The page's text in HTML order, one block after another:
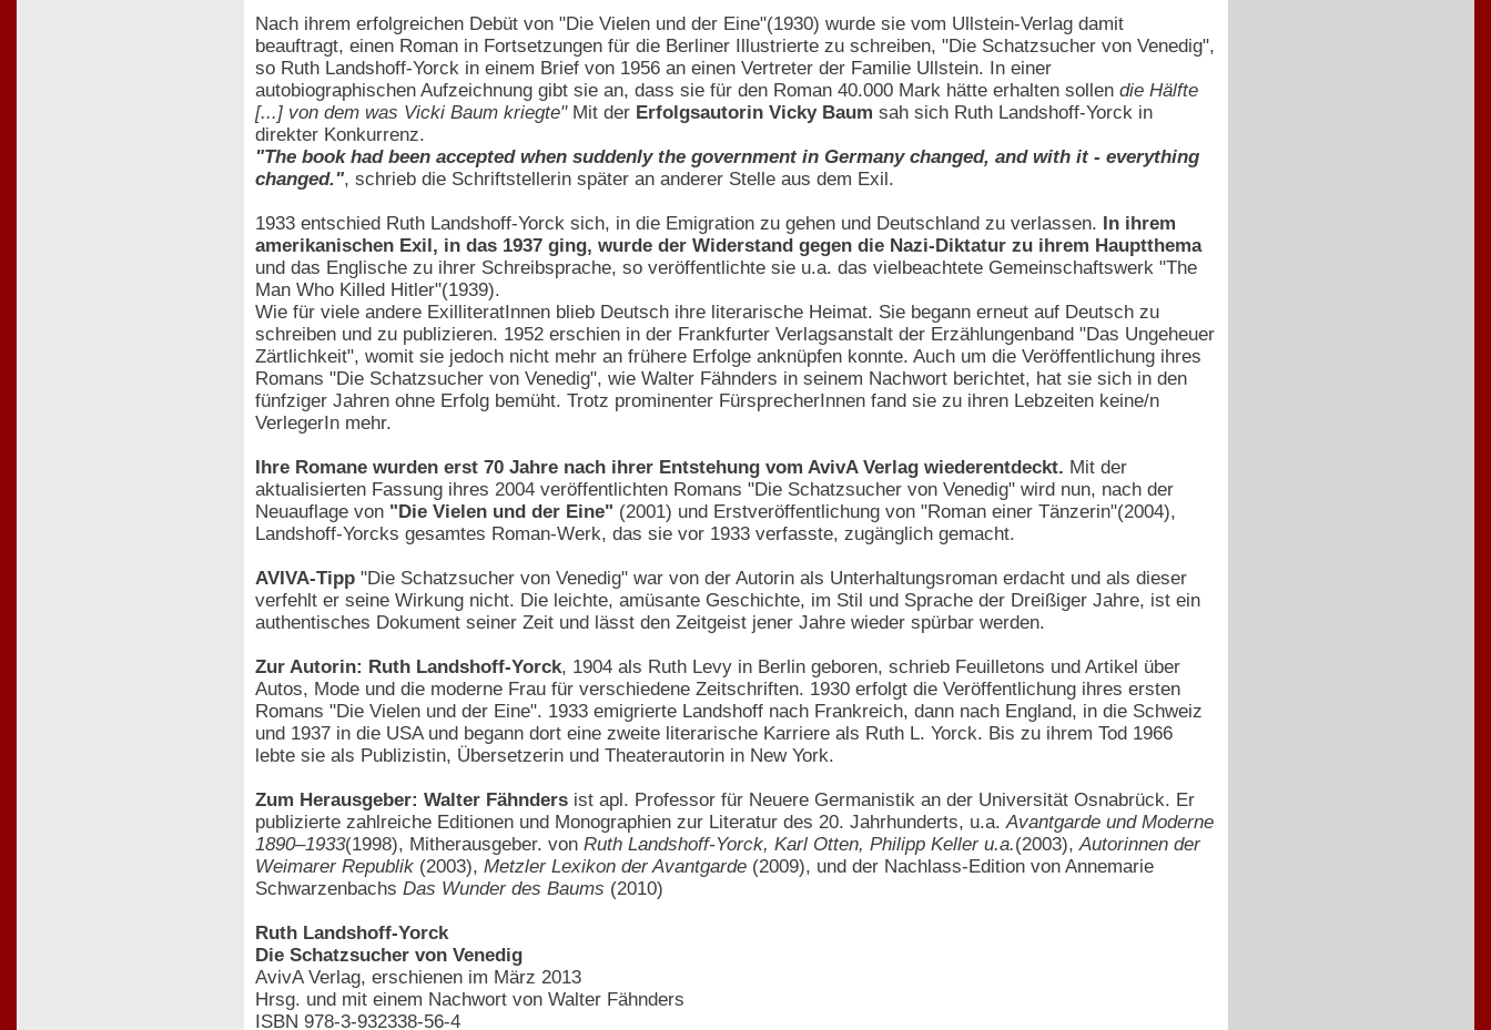
Nach ihrem erfolgreichen Debüt von "Die Vielen und der Eine"(1930) wurde sie vom Ullstein-Verlag damit
beauftragt, einen Roman in Fortsetzungen für die Berliner Illustrierte zu schreiben, "Die Schatzsucher von Venedig",
so Ruth Landshoff-Yorck in einem Brief von 1956 an einen Vertreter der Familie Ullstein. In einer
autobiographischen Aufzeichnung gibt sie an, dass sie für den Roman 40.000 Mark hätte erhalten sollen die Hälfte
[...] von dem was Vicki Baum kriegte"Mit der Erfolgsautorin Vicky Baum sah sich Ruth Landshoff-Yorck in
direkter Konkurrenz.
"The book had been accepted when suddenly the government in Germany changed, and with it - everything
changed.", schrieb die Schriftstellerin später an anderer Stelle aus dem Exil.
1933 entschied Ruth Landshoff-Yorck sich, in die Emigration zu gehen und Deutschland zu verlassen. In ihrem
amerikanischen Exil, in das 1937 ging, wurde der Widerstand gegen die Nazi-Diktatur zu ihrem Hauptthema
und das Englische zu ihrer Schreibsprache, so veröffentlichte sie u.a. das vielbeachtete Gemeinschaftswerk "The
Man Who Killed Hitler"(1939).
Wie für viele andere ExilliteratInnen blieb Deutsch ihre literarische Heimat. Sie begann erneut auf Deutsch zu
schreiben und zu publizieren. 1952 erschien in der Frankfurter Verlagsanstalt der Erzählungenband "Das Ungeheuer
Zärtlichkeit", womit sie jedoch nicht mehr an frühere Erfolge anknüpfen konnte. Auch um die Veröffentlichung ihres
Romans "Die Schatzsucher von Venedig", wie Walter Fähnders in seinem Nachwort berichtet, hat sie sich in den
fünfziger Jahren ohne Erfolg bemüht. Trotz prominenter FürsprecherInnen fand sie zu ihren Lebzeiten keine/n
VerlegerIn mehr.
Ihre Romane wurden erst 70 Jahre nach ihrer Entstehung vom AvivA Verlag wiederentdeckt. Mit der
aktualisierten Fassung ihres 2004 veröffentlichten Romans "Die Schatzsucher von Venedig" wird nun, nach der
Neuauflage von "Die Vielen und der Eine" (2001) und Erstveröffentlichung von "Roman einer Tänzerin"(2004),
Landshoff-Yorcks gesamtes Roman-Werk, das sie vor 1933 verfasste, zugänglich gemacht.
AVIVA-Tipp "Die Schatzsucher von Venedig" war von der Autorin als Unterhaltungsroman erdacht und als dieser
verfehlt er seine Wirkung nicht. Die leichte, amüsante Geschichte, im Stil und Sprache der Dreißiger Jahre, ist ein
authentisches Dokument seiner Zeit und lässt den Zeitgeist jener Jahre wieder spürbar werden.
Zur Autorin: Ruth Landshoff-Yorck, 1904 als Ruth Levy in Berlin geboren, schrieb Feuilletons und Artikel über
Autos, Mode und die moderne Frau für verschiedene Zeitschriften. 1930 erfolgt die Veröffentlichung ihres ersten
Romans "Die Vielen und der Eine". 1933 emigrierte Landshoff nach Frankreich, dann nach England, in die Schweiz
und 1937 in die USA und begann dort eine zweite literarische Karriere als Ruth L. Yorck. Bis zu ihrem Tod 1966
lebte sie als Publizistin, Übersetzerin und Theaterautorin in New York.
Zum Herausgeber: Walter Fähnders ist apl. Professor für Neuere Germanistik an der Universität Osnabrück. Er
publizierte zahlreiche Editionen und Monographien zur Literatur des 20. Jahrhunderts, u.a.Avantgarde und Moderne
1890–1933(1998), Mitherausgeber. von Ruth Landshoff-Yorck, Karl Otten, Philipp Keller u.a.(2003),Autorinnen der
Weimarer Republik (2003), Metzler Lexikon der Avantgarde (2009), und der Nachlass-Edition von Annemarie
Schwarzenbachs Das Wunder des Baums (2010)
Ruth Landshoff-Yorck
Die Schatzsucher von Venedig
AvivA Verlag, erschienen im März 2013
Hrsg. und mit einem Nachwort von Walter Fähnders
ISBN 978-3-932338-56-4